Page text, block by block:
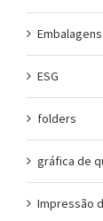
ESG
folders
gráfica de
Impressão